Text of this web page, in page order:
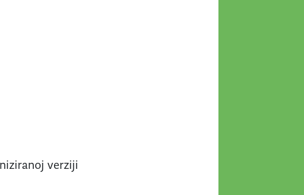
verziji